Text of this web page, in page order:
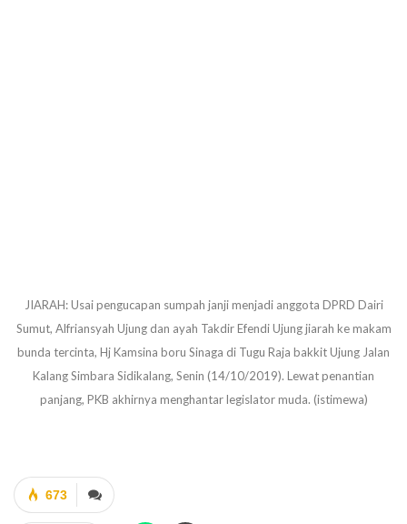
JIARAH: Usai pengucapan sumpah janji menjadi anggota DPRD Dairi
Sumut, Alfriansyah Ujung dan ayah Takdir Efendi Ujung jiarah ke makam
bunda tercinta, Hj Kamsina boru Sinaga di Tugu Raja bakkit Ujung Jalan
Kalang Simbara Sidikalang, Senin (14/10/2019). Lewat penantian
panjang, PKB akhirnya menghantar legislator muda. (istimewa)
673